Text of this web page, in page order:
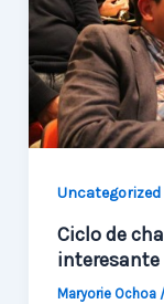
Uncategorized
Ciclo de
Maryorie Ochoa